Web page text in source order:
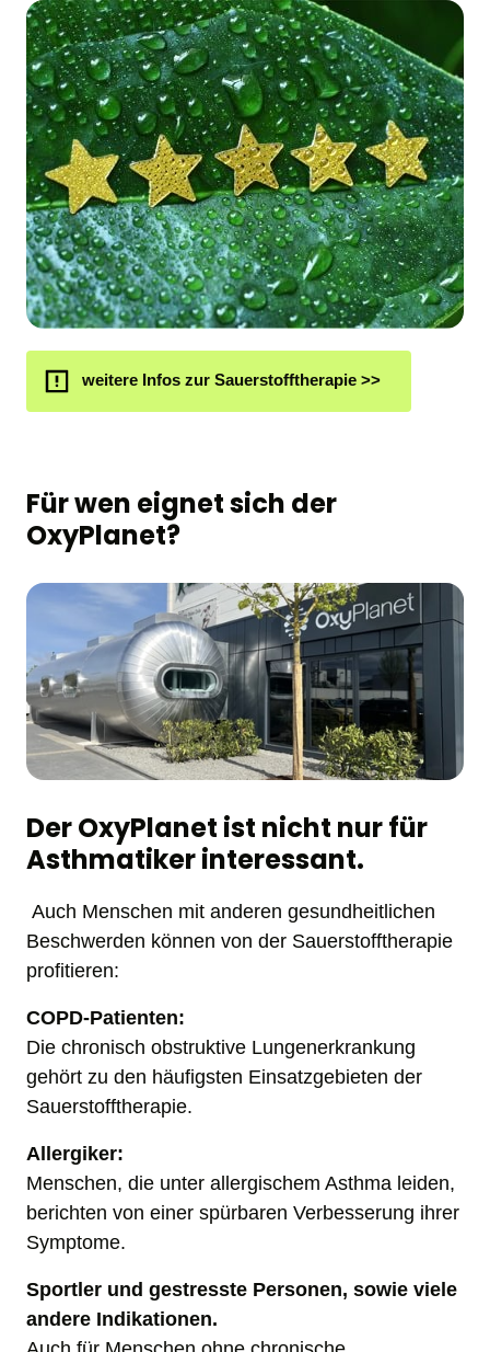
weitere Infos zur Sauerstofftherapie >>
Für wen eignet sich der
OxyPlanet?
Der OxyPlanet ist nicht nur für
Asthmatiker interessant.
Beschwerden können von der Sauerstofftherapie
profitieren:
COPD-Patienten:
Die chronisch obstruktive Lungenerkrankung
gehört zu den häufigsten Einsatzgebieten der
Sauerstofftherapie.
Allergiker:
Menschen, die unter allergischem Asthma leiden,
berichten von einer spürbaren Verbesserung ihrer
Symptome.
Sportler und gestresste Personen, sowie viele
andere Indikationen.